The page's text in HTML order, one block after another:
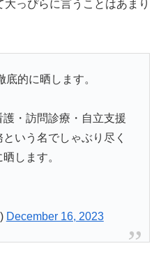
っぴらに言うことはあまり
的に晒します。
・訪問診療・自立支援
いう名でしゃぶり尽く
します。
December 16, 2023